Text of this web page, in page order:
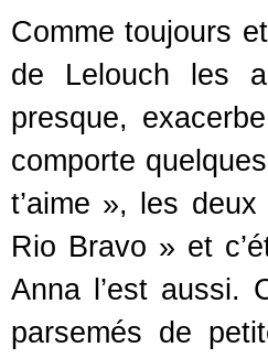
Comme toujours
de Lelouch les
presque,
comporte
t’aime », les
Rio Bravo » et
Anna l’est aussi.
parsemés de